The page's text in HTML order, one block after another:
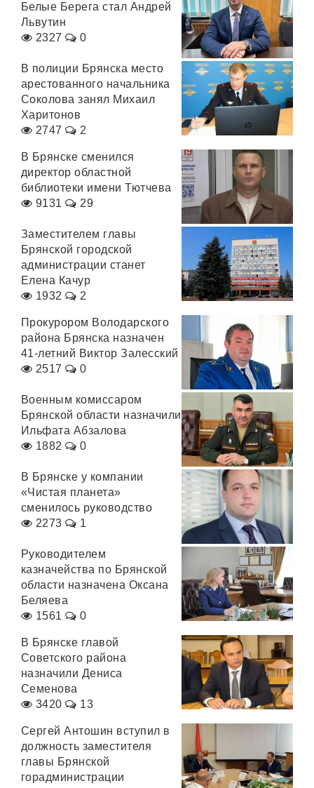
Белые Берега стал Андрей
Львутин
2327
0
В полиции Брянска место
арестованного начальника
Соколова занял Михаил
Харитонов
2747
2
В Брянске сменился
директор областной
библиотеки имени Тютчева
9131
29
Заместителем главы
Брянской городской
администрации станет
Елена Качур
1932
2
Прокурором Володарского
района Брянска назначен
41-летний Виктор Залесский
2517
0
Военным комиссаром
Брянской области назначили
Ильфата Абзалова
1882
0
В Брянске у компании
«Чистая планета»
сменилось руководство
2273
1
Руководителем
казначейства по Брянской
области назначена Оксана
Беляева
1561
0
В Брянске главой
Советского района
назначили Дениса
Семенова
3420
13
Сергей Антошин вступил в
должность заместителя
главы Брянской
горадминистрации